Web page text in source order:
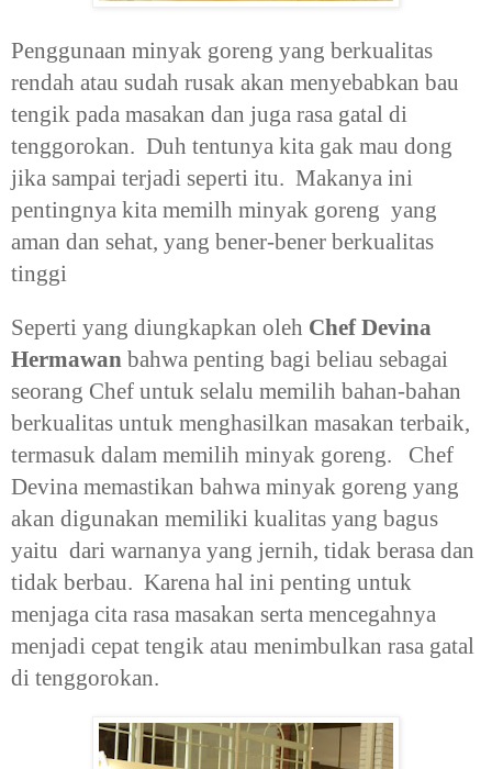
Penggunaan minyak goreng yang berkualitas
rendah atau sudah rusak akan menyebabkan bau
tengik pada masakan dan juga rasa gatal di
tenggorokan. Duh tentunya kita gak mau dong
jika sampai terjadi seperti itu. Makanya ini
pentingnya kita memilh minyak goreng yang
aman dan sehat, yang bener-bener berkualitas
tinggi
Seperti yang diungkapkan oleh Chef Devina
Hermawan bahwa penting bagi beliau sebagai
seorang Chef untuk selalu memilih bahan-bahan
berkualitas untuk menghasilkan masakan terbaik,
termasuk dalam memilih minyak goreng. Chef
Devina memastikan bahwa minyak goreng yang
akan digunakan memiliki kualitas yang bagus
yaitu dari warnanya yang jernih, tidak berasa dan
tidak berbau. Karena hal ini penting untuk
menjaga cita rasa masakan serta mencegahnya
menjadi cepat tengik atau menimbulkan rasa gatal
di tenggorokan.